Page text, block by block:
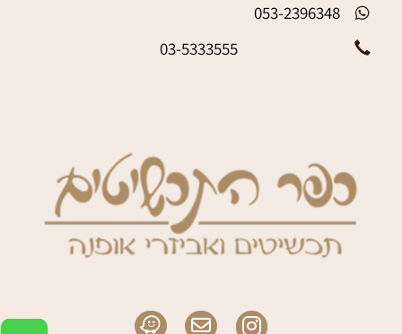
053-2396348
03-5333555